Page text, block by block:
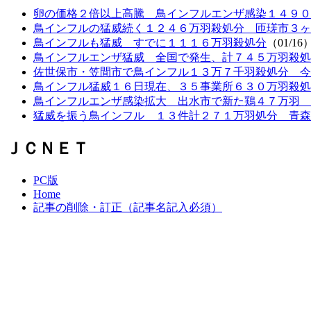
卵の価格２倍以上高騰 鳥インフルエンザ感染１４９
鳥インフルの猛威続く１２４６万羽殺処分 匝瑳市３
鳥インフルも猛威 すでに１１１６万羽殺処分 （01/16
鳥インフルエンザ猛威 全国で発生、計７４５万羽殺
佐世保市・笠間市で鳥インフル１３万７千羽殺処分
鳥インフル猛威１６日現在、３５事業所６３０万羽殺
鳥インフルエンザ感染拡大 出水市で新た鶏４７万羽
猛威を振う鳥インフル １３件計２７１万羽処分 青森
ＪＣＮＥＴ
PC版
Home
記事の削除・訂正（記事名記入必須）